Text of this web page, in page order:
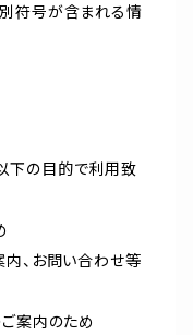
別符号が含まれる情
下の目的で利用致
内、お問い合わせ等
ご案内のため